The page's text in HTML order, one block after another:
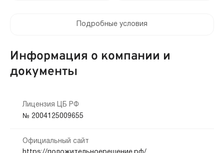
Привлечение созаемщиков:
Требуются поручители
Способы получения:
На карту Банковский счёт
Способы погашения:
Нет
Мобильный телефон:
Кредитная история:
Документы:
Подробные условия
Информация о компании и
документы
Лицензия ЦБ РФ
№ 2004125009655
Официальный сайт